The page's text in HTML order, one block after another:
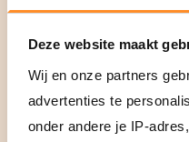
Deze website maakt
Wij en onze partners
advertenties te
onder andere je IP-